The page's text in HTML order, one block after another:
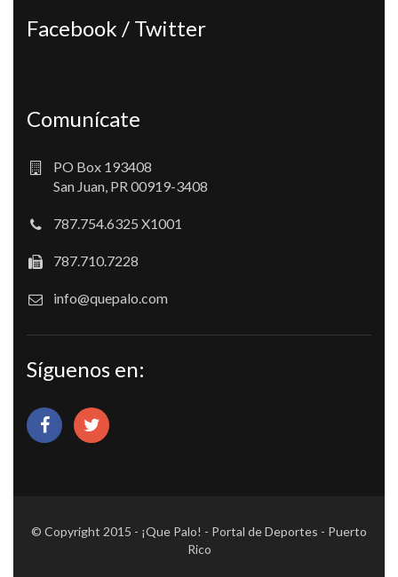
Facebook / Twitter
Comunícate
PO Box 193408
San Juan, PR 00919-3408
787.754.6325 X1001
787.710.7228
info@quepalo.com
Síguenos en:
© Copyright 2015 - ¡Que Palo! - Portal de Deportes - Puerto
Rico